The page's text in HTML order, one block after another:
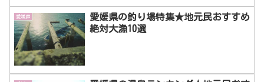
愛媛県
愛媛県の釣り場特集★地元民おすすめ
絶対大漁10選